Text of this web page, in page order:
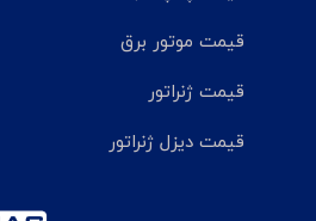
قیمت موتور برق
قیمت ژنراتور
قیمت دیزل ژنراتور